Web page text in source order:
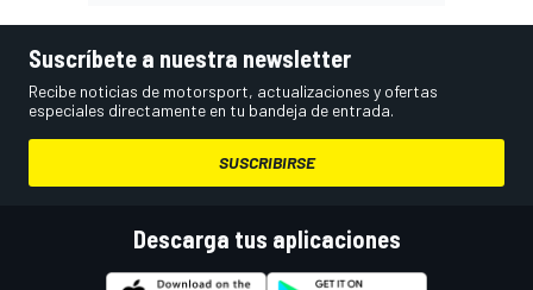
Suscríbete a nuestra newsletter
Recibe noticias de motorsport, actualizaciones y ofertas
especiales directamente en tu bandeja de entrada.
SUSCRIBIRSE
Descarga tus aplicaciones